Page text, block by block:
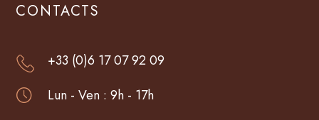
CONTACTS
+33 (0)6 17 07 92 09
Lun - Ven : 9h - 17h